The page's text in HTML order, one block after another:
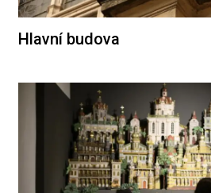
Hlavní budova